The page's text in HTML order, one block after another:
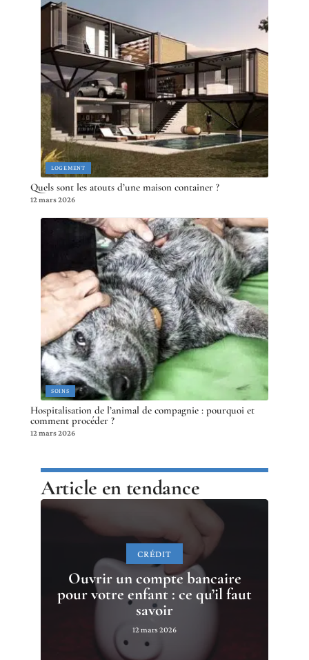
LOGEMENT
Quels sont les atouts d’une maison container ?
12 mars 2026
SOINS
Hospitalisation de l’animal de compagnie : pourquoi et
comment procéder ?
12 mars 2026
Article en tendance
CRÉDIT
Ouvrir un compte bancaire
pour votre enfant : ce qu’il faut
savoir
12 mars 2026